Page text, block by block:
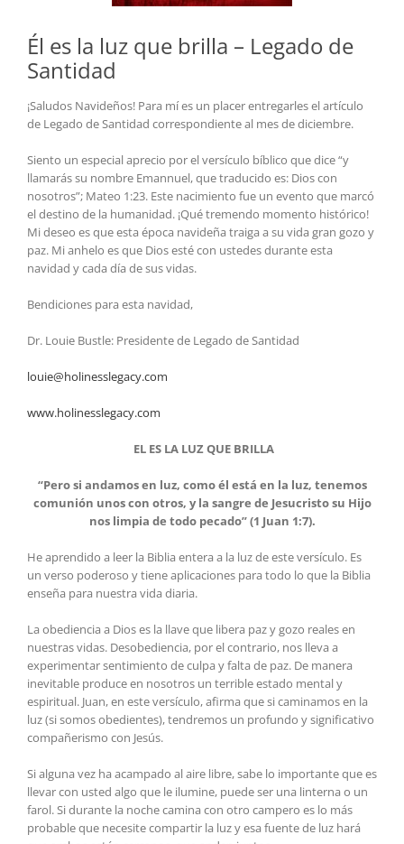
Él es la luz que brilla – Legado de
Santidad
¡Saludos Navideños! Para mí es un placer entregarles el artículo
de Legado de Santidad correspondiente al mes de diciembre.
Siento un especial aprecio por el versículo bíblico que dice “y
llamarás su nombre Emannuel, que traducido es: Dios con
nosotros”; Mateo 1:23. Este nacimiento fue un evento que marcó
el destino de la humanidad. ¡Qué tremendo momento histórico!
Mi deseo es que esta época navideña traiga a su vida gran gozo y
paz. Mi anhelo es que Dios esté con ustedes durante esta
navidad y cada día de sus vidas.
Bendiciones para esta navidad,
Dr. Louie Bustle: Presidente de Legado de Santidad
louie@holinesslegacy.com
www.holinesslegacy.com
EL ES LA LUZ QUE BRILLA
“Pero si andamos en luz, como él está en la luz, tenemos
comunión unos con otros, y la sangre de Jesucristo su Hijo
nos limpia de todo pecado” (1 Juan 1:7).
He aprendido a leer la Biblia entera a la luz de este versículo. Es
un verso poderoso y tiene aplicaciones para todo lo que la Biblia
enseña para nuestra vida diaria.
La obediencia a Dios es la llave que libera paz y gozo reales en
nuestras vidas. Desobediencia, por el contrario, nos lleva a
experimentar sentimiento de culpa y falta de paz. De manera
inevitable produce en nosotros un terrible estado mental y
espiritual. Juan, en este versículo, afirma que si caminamos en la
luz (si somos obedientes), tendremos un profundo y significativo
compañerismo con Jesús.
Si alguna vez ha acampado al aire libre, sabe lo importante que es
llevar con usted algo que le ilumine, puede ser una linterna o un
farol. Si durante la noche camina con otro campero es lo más
probable que necesite compartir la luz y esa fuente de luz hará